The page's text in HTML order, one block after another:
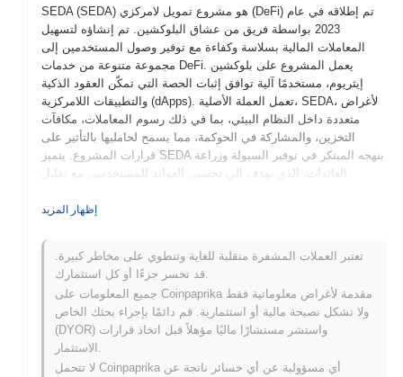
SEDA (SEDA) هو مشروع تمويل لامركزي (DeFi) تم إطلاقه في عام
2023 بواسطة فريق من عشاق البلوكشين. تم إنشاؤه لتسهيل
المعاملات المالية بسلاسة وكفاءة مع توفير وصول المستخدمين إلى
مجموعة متنوعة من خدمات DeFi. يعمل المشروع على بلوكشين
إيثريوم، مستخدمًا آلية توافق إثبات الحصة التي تمكّن العقود الذكية
والتطبيقات اللامركزية (dApps). تعمل العملة الأصلية، SEDA، لأغراض
متعددة داخل النظام البيئي، بما في ذلك رسوم المعاملات، مكافآت
التخزين، والمشاركة في الحوكمة، مما يسمح لحامليها بالتأثير على
قرارات المشروع. يتميز SEDA بنهجه المبتكر في توفير السيولة وزراعة
العائدات، الذي يهدف إلى تحسين العوائد للمستخدمين مع تقليل
DeFi، تلبي احتياجات المستثمرين المبتدئين وذوي الخبرة الذين يسعون
متى وكيف بدأ SEDA؟
بيضاء، توضح رؤية المشروع وإطاره الفني. أطلق المشروع شبكة
الاختبار الخاصة به في يونيو 2021، مما سمح للمطورين والمستخدمين
الأوائل بتجربة ميزاته ووظائفه. بعد الاختبار الناجح، تم إطلاق الشبكة
الرئيسية في سبتمبر 2021، مما يمثل توفره العام الأول وتمكين
إظهار المزيد
تعتبر العملات المشفرة متقلبة للغاية وتنطوي على مخاطر كبيرة.
قد تخسر جزءًا أو كل استثمارك.
جميع المعلومات على Coinpaprika مقدمة لأغراض معلوماتية فقط
ولا تشكل نصيحة مالية أو استثمارية. قم دائمًا بإجراء بحثك الخاص
(DYOR) واستشر مستشارًا ماليًا مؤهلاً قبل اتخاذ قرارات
لا تتحمل Coinpaprika أي مسؤولية عن أي خسائر ناتجة عن